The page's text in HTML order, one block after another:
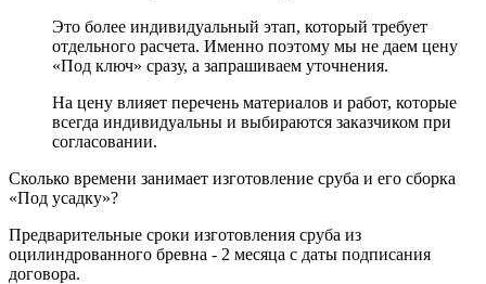
Это более индивидуальный этап, который требует
отдельного расчета. Именно поэтому мы не даем цену
«Под ключ» сразу, а запрашиваем уточнения.
На цену влияет перечень материалов и работ, которые
всегда индивидуальны и выбираются заказчиком при
согласовании.
Сколько времени занимает изготовление сруба и его сборка
«Под усадку»?
Предварительные сроки изготовления сруба из
оцилиндрованного бревна - 2 месяца с даты подписания
договора.